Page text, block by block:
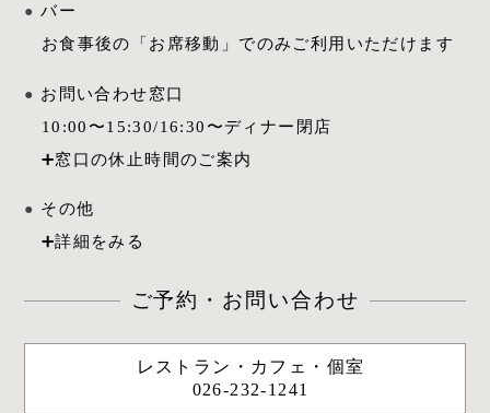
バー
お食事後の「お席移動」でのみご利用いただけます
お問い合わせ窓口
10:00 〜15:30/16:30 〜ディナー閉店
その他
ご予約・お問い合わせ
レストラン・カフェ・個室
026-232-1241